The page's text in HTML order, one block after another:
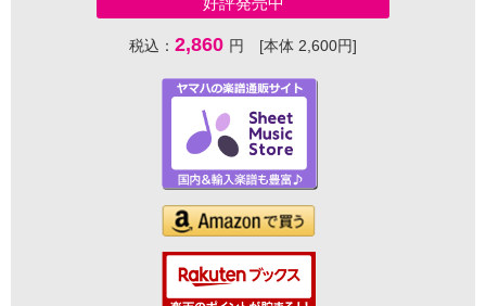
税込： 2,860 円 [本体 2,600円]